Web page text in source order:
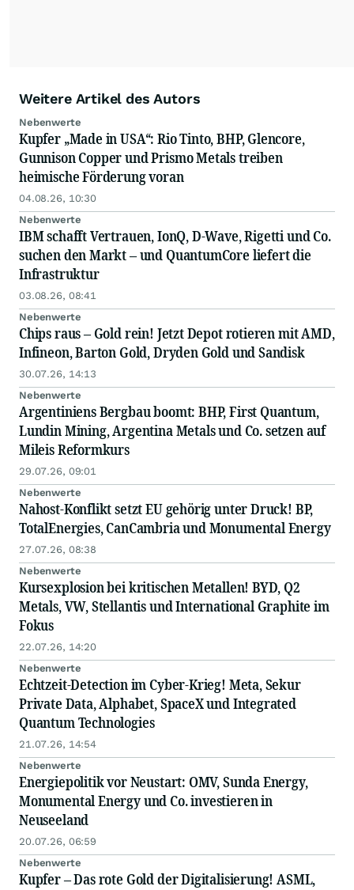
Weitere Artikel des Autors
Nebenwerte
Kupfer „Made in USA“: Rio Tinto, BHP, Glencore,
Gunnison Copper und Prismo Metals treiben
heimische Förderung voran
04.08.26, 10:30
Nebenwerte
IBM schafft Vertrauen, IonQ, D-Wave, Rigetti und Co.
suchen den Markt – und QuantumCore liefert die
Infrastruktur
03.08.26, 08:41
Nebenwerte
Chips raus – Gold rein! Jetzt Depot rotieren mit AMD,
Infineon, Barton Gold, Dryden Gold und Sandisk
30.07.26, 14:13
Nebenwerte
Argentiniens Bergbau boomt: BHP, First Quantum,
Lundin Mining, Argentina Metals und Co. setzen auf
Mileis Reformkurs
29.07.26, 09:01
Nebenwerte
Nahost-Konflikt setzt EU gehörig unter Druck! BP,
TotalEnergies, CanCambria und Monumental Energy
27.07.26, 08:38
Nebenwerte
Kursexplosion bei kritischen Metallen! BYD, Q2
Metals, VW, Stellantis und International Graphite im
Fokus
22.07.26, 14:20
Nebenwerte
Echtzeit-Detection im Cyber-Krieg! Meta, Sekur
Private Data, Alphabet, SpaceX und Integrated
Quantum Technologies
21.07.26, 14:54
Nebenwerte
Energiepolitik vor Neustart: OMV, Sunda Energy,
Monumental Energy und Co. investieren in
Neuseeland
20.07.26, 06:59
Nebenwerte
Kupfer – Das rote Gold der Digitalisierung! ASML,